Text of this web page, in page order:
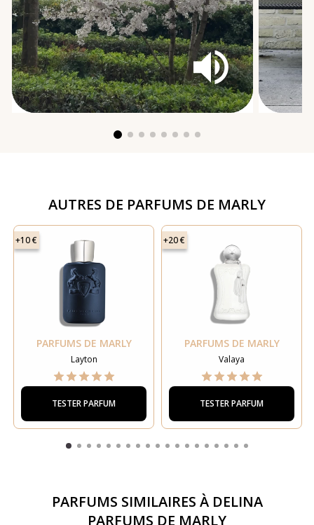
AUTRES DE PARFUMS DE MARLY
+10 €
PARFUMS DE MARLY
Layton
TESTER PARFUM
+20 €
PARFUMS DE MARLY
Valaya
TESTER PARFUM
PARFUMS SIMILAIRES ÀDELINA
PARFUMS DE MARLY